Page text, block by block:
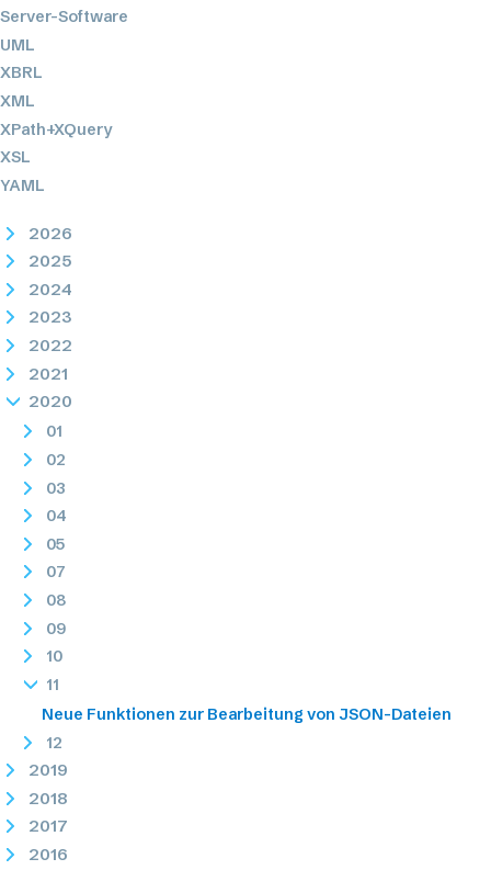
Server-Software
UML
XBRL
XML
XPath+XQuery
XSL
YAML
2026
2025
2024
2023
2022
2021
2020
01
02
03
04
05
07
08
09
10
11
Neue Funktionen zur Bearbeitung von JSON-Dateien
12
2019
2018
2017
2016